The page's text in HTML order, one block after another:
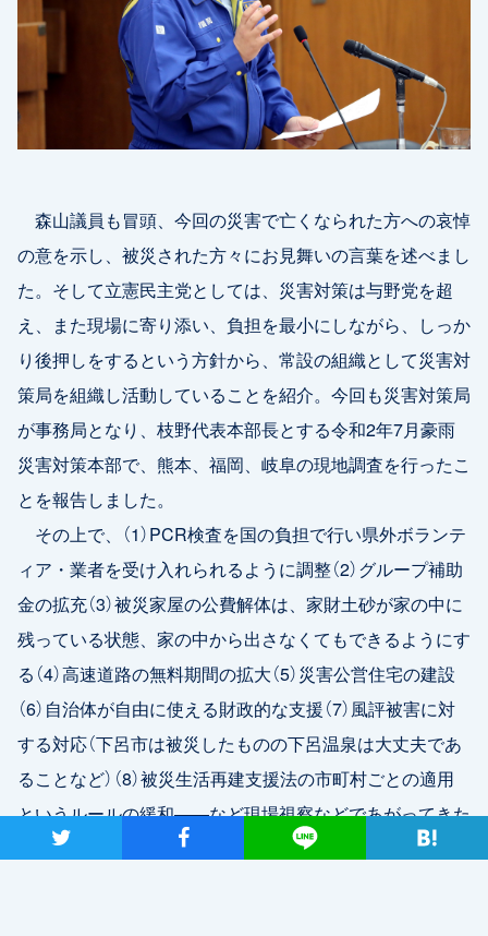
ツイート シャア Lineで送る
森山議員も冒頭、今回の災害で亡くなられた方への哀悼
の意を示し、被災された方々にお見舞いの言葉を述べまし
た。そして立憲民主党としては、災害対策は与野党を超
え、また現場に寄り添い、負担を最小にしながら、しっか
り後押しをするという方針から、常設の組織として災害対
策局を組織し活動していることを紹介。今回も災害対策局
が事務局となり、枝野代表本部長とする令和2年7月豪雨
災害対策本部で、熊本、福岡、岐阜の現地調査を行ったこ
とを報告しました。
その上で、（1）PCR検査を国の負担で行い県外ボランテ
ィア・業者を受け入れられるように調整（2）グループ補助
金の拡充（3）被災家屋の公費解体は、家財土砂が家の中に
残っている状態、家の中から出さなくてもできるようにす
る（4）高速道路の無料期間の拡大（5）災害公営住宅の建設
（6）自治体が自由に使える財政的な支援（7）風評被害に対
する対応（下呂市は被災したものの下呂温泉は大丈夫であ
ることなど）（8）被災生活再建支援法の市町村ごとの適用
というルールの緩和――など現場視察などであがってきた
声を紹介しました。